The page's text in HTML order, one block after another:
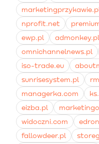
nprofit.net
ewp.pl
admonkey.pl
omnichannelnews.pl
iso-trade.eu
sunrisesystem.pl
managerka.com
eizba.pl
widoczni.com
fallowdeer.pl